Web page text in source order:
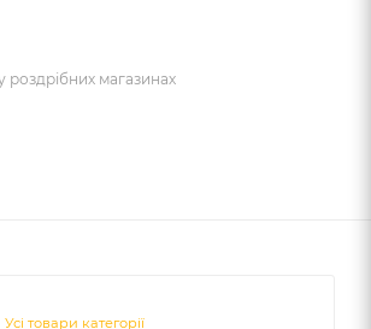
роздрібних магазинах
Усі товари категорії